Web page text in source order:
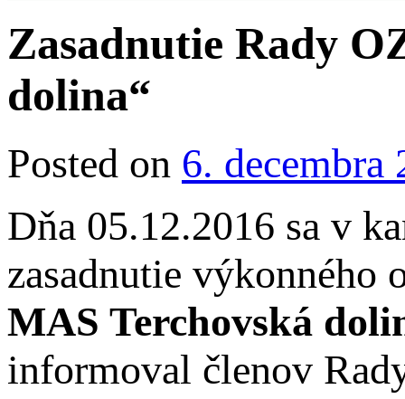
Zasadnutie Rady
dolina“
Posted on 6. decembra
Dňa 05.12.2016 sa v
zasadnutie
MAS Terchovská
informoval členov